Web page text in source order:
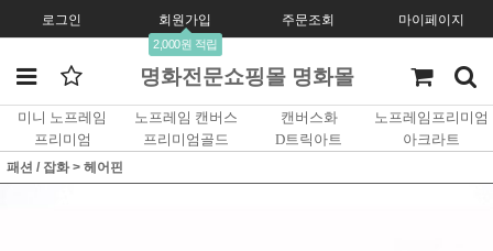
로그인 회원가입
2,000원 적립
주문조회 마이페이지
명화전문쇼핑몰 명화몰
미니 노프레임 노프레임 캔버스 캔버스화
노프레임프리미엄
프리미엄
프리미엄골드 D트릭아트 아크라트
패션 / 잡화> 헤어핀